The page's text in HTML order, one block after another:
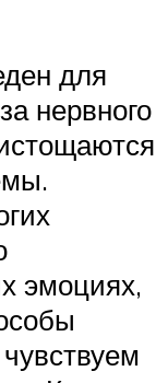
для
нервного
эмоциях,